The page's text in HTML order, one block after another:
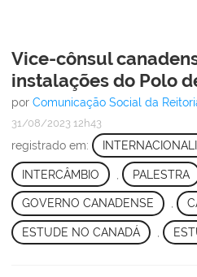
Vice-cônsul
instalações do Polo
por Comunicação Social da
31/08/2023 12h43
registrado em:
INTERCÂMBIO PALESTRA
GOVERNO CANADENSE ,
ESTUDE NO CANADÁ